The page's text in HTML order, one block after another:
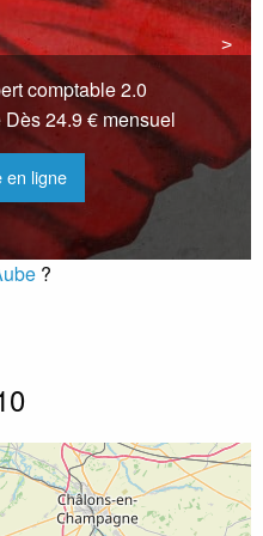
(SECC)
10340Les riceys
>
>
comptable 2.0
24.9 € mensuel
en ligne
?